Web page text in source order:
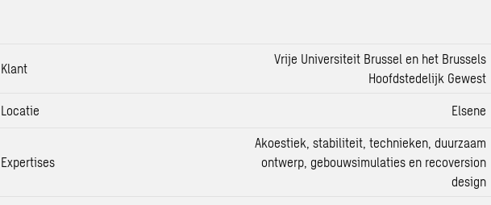
Klant
Vrije Universiteit Brussel en het Brussels
Hoofdstedelijk Gewest
Locatie Elsene
Expertises
Akoestiek, stabiliteit, technieken, duurzaam
ontwerp, gebouwsimulaties en recoversion
design